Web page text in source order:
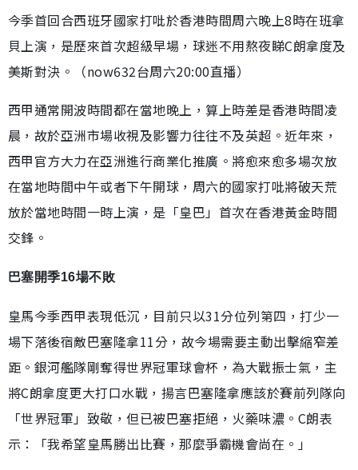
今季首回合西班牙國家打吡於香港時間周六晚上8時在班拿
貝上演，是歷來首次超級早場，球迷不用熬夜睇C朗拿度及
美斯對決。（now632台周六20:00直播）
西甲通常開波時間都在當地晚上，算上時差是香港時間凌
晨，故於亞洲市場收視及影響力往往不及英超。近年來，
西甲官方大力在亞洲進行商業化推廣。將愈來愈多場次放
在當地時間中午或者下午開球，周六的國家打吡將破天荒
放於當地時間一時上演，是「皇巴」首次在香港黃金時間
交鋒。
巴塞開季16場不敗
皇馬今季西甲表現低沉，目前只以31分位列第四，打少一
場下落後宿敵巴塞隆拿11分，故今場需要主動出擊縮窄差
距。銀河艦隊剛奪得世界冠軍球會杯，為大戰振士氣，主
將C朗拿度更大打口水戰，揚言巴塞隆拿應該於賽前列隊向
「世界冠軍」致敬，但已被巴塞拒絕，火藥味濃。C朗表
示：「我希望皇馬勝出比賽，那麼爭霸機會尚在。」